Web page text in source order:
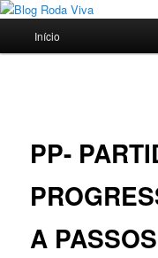
Pular Jornalismo sério
principal
Início
PP-
A